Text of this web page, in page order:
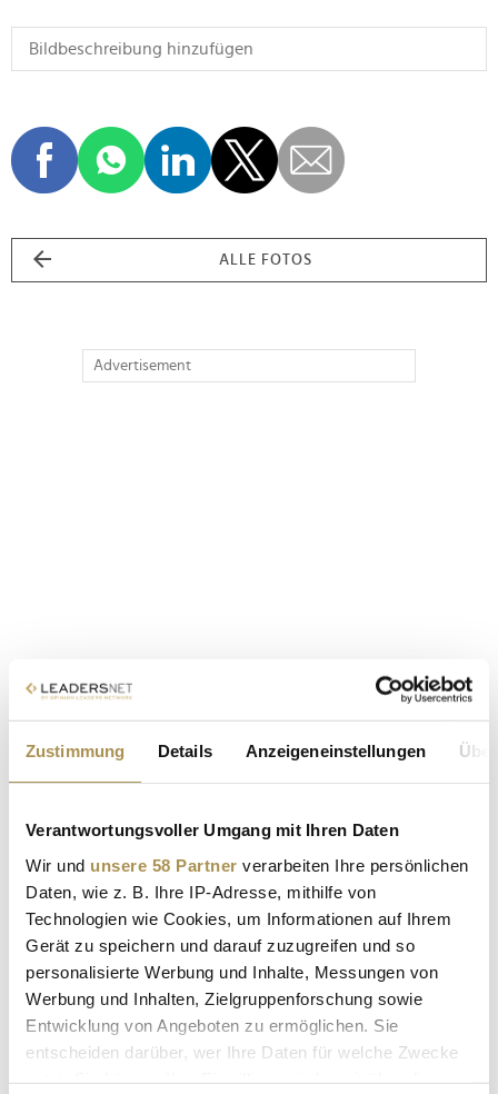
Zustimmung Details Anzeigeneinstellungen
Verantwortungsvoller Umgang mit Ihren Daten
Wir und unsere 58 Partner verarbeiten Ihre persönlichen
Daten, wie z. B. Ihre IP-Adresse, mithilfe von
Technologien wie Cookies, um Informationen auf Ihrem
Gerät zu speichern und darauf zuzugreifen und so
personalisierte Werbung und Inhalte, Messungen von
Werbung und Inhalten, Zielgruppenforschung sowie
Entwicklung von Angeboten zu ermöglichen. Sie
entscheiden darüber, wer Ihre Daten für welche Zwecke
ALLE FOTOS
Advertisement